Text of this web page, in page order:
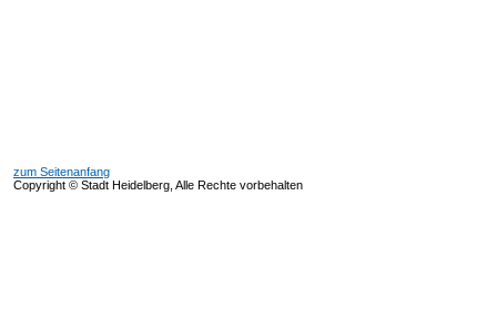
zum Seitenanfang
Copyright © Stadt Heidelberg, Alle Rechte vorbehalten